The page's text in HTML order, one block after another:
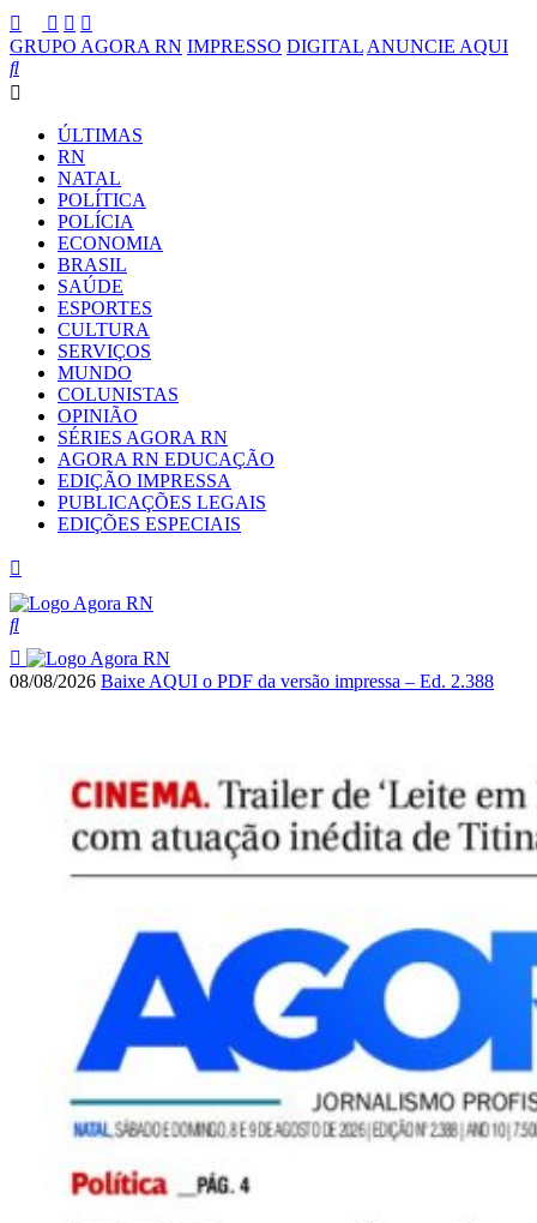
GRUPO AGORA RN IMPRESSO DIGITAL ANUNCIE AQUI
ÚLTIMAS
RN
NATAL
POLÍTICA
POLÍCIA
ECONOMIA
BRASIL
SAÚDE
ESPORTES
CULTURA
SERVIÇOS
MUNDO
COLUNISTAS
OPINIÃO
SÉRIES AGORA RN
AGORA RN EDUCAÇÃO
EDIÇÃO IMPRESSA
PUBLICAÇÕES LEGAIS
EDIÇÕES ESPECIAIS
08/08/2026 Baixe AQUI o PDF da versão impressa – Ed. 2.388